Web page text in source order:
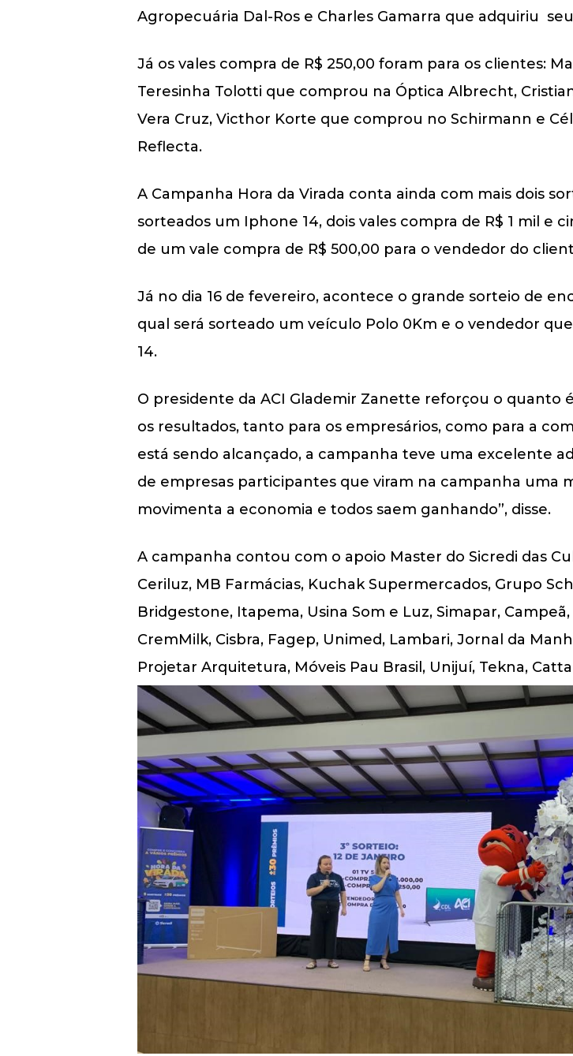
Agropecuária Dal-Ros e Charles Gamarra que adquiriu
Já os vales compra de R$ 250,00 foram para os clientes:
Teresinha Tolotti que comprou na Óptica Albrecht,
Vera Cruz, Victhor Korte que comprou no Schirmann e
Reflecta.
A Campanha Hora da Virada conta ainda com mais dois
sorteados um Iphone 14, dois vales compra de R$ 1 mil e
de um vale compra de R$ 500,00 para o vendedor do
Já no dia 16 de fevereiro, acontece o grande sorteio de
qual será sorteado um veículo Polo 0Km e o vendedor
14.
O presidente da ACI Glademir Zanette reforçou o
os resultados, tanto para os empresários, como para a
está sendo alcançado, a campanha teve uma excelente
de empresas participantes que viram na campanha uma
movimenta a economia e todos saem ganhando”, disse.
A campanha contou com o apoio Master do Sicredi das
Ceriluz, MB Farmácias, Kuchak Supermercados, Grupo
Bridgestone, Itapema, Usina Som e Luz, Simapar,
CremMilk, Cisbra, Fagep, Unimed, Lambari, Jornal da
Projetar Arquitetura, Móveis Pau Brasil, Unijuí, Tekna,